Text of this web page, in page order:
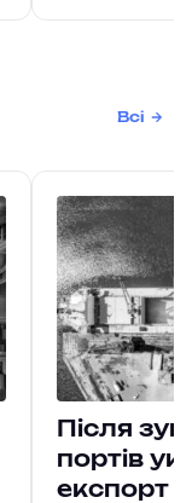
Всі
Після
портів
експорт